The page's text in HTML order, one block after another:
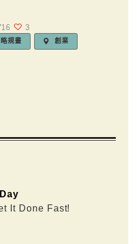
3
規畫 創業
It Done Fast!